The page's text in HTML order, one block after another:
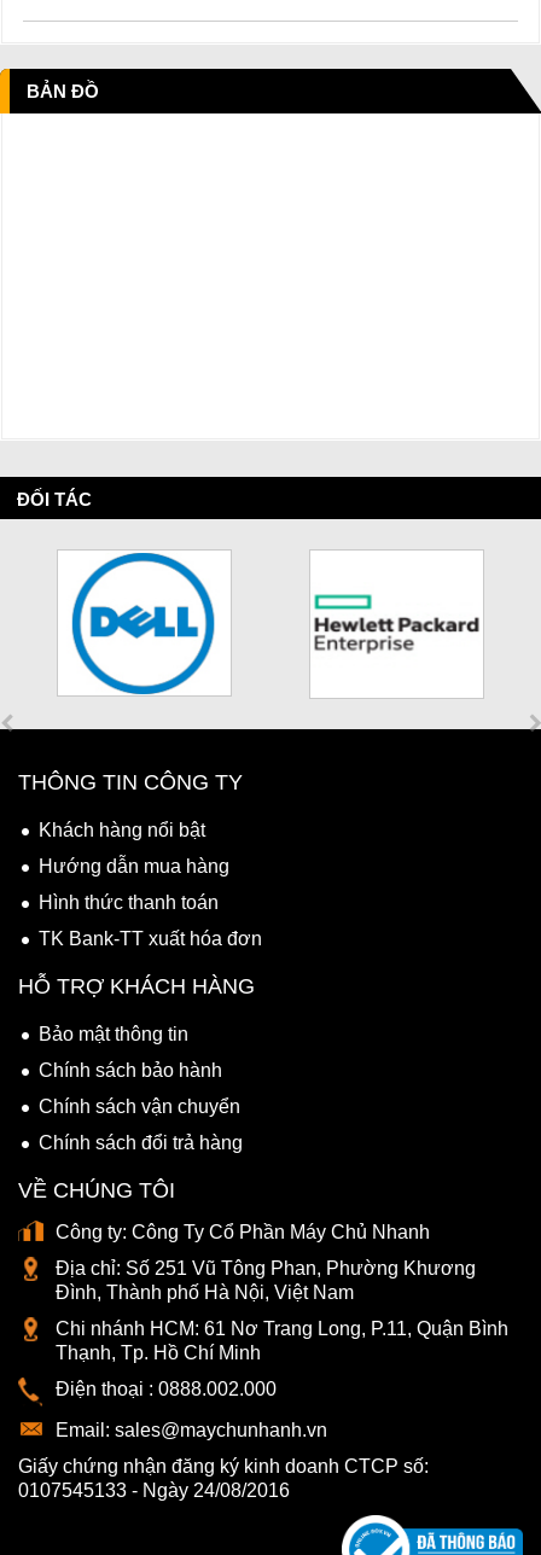
BẢN ĐỒ
ĐỐI TÁC
THÔNG TIN CÔNG TY
Khách hàng nổi bật
Hướng dẫn mua hàng
Hình thức thanh toán
TK Bank-TT xuất hóa đơn
HỖ TRỢ KHÁCH HÀNG
Bảo mật thông tin
Chính sách bảo hành
Chính sách vận chuyển
Chính sách đổi trả hàng
VỀ CHÚNG TÔI
Công ty: Công Ty Cổ Phần Máy Chủ Nhanh
Địa chỉ: Số 251 Vũ Tông Phan, Phường Khương
Đình, Thành phố Hà Nội, Việt Nam
Chi nhánh HCM: 61 Nơ Trang Long, P.11, Quận Bình
Thạnh, Tp. Hồ Chí Minh
Điện thoại : 0888.002.000
Email: sales@maychunhanh.vn
Giấy chứng nhận đăng ký kinh doanh CTCP số:
0107545133 - Ngày 24/08/2016